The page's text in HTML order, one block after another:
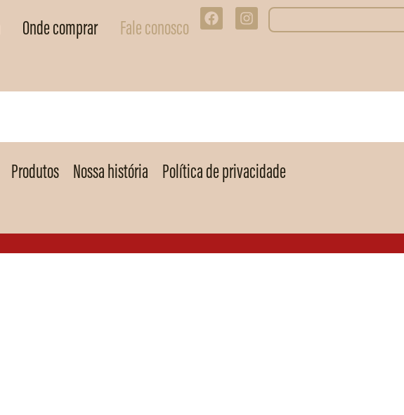
Onde comprar Fale conosco
Produtos Nossa história Política de privacidade